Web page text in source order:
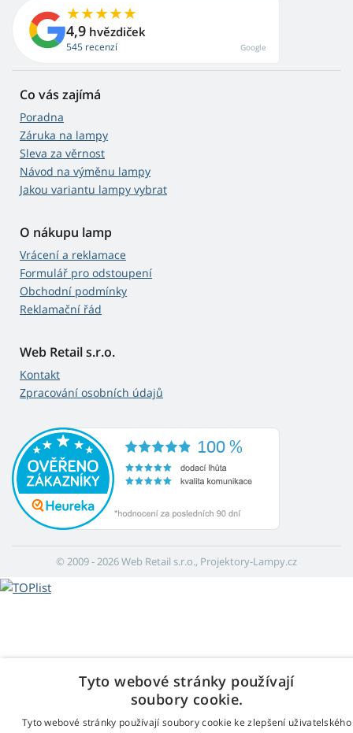
4,9 hvězdiček
545 recenzí Google
Co vás zajímá
Poradna
Záruka na lampy
Sleva za věrnost
Návod na výměnu lampy
Jakou variantu lampy vybrat
O nákupu lamp
Vrácení a reklamace
Formulář pro odstoupení
Obchodní podmínky
Reklamační řád
Web Retail s.r.o.
Kontakt
Zpracování osobních údajů
© 2009 - 2026 Web Retail s.r.o., Projektory-Lampy.cz
Tyto webové stránky používají
soubory cookie.
Tyto webové stránky používají soubory cookie ke zlepšení uživatelského